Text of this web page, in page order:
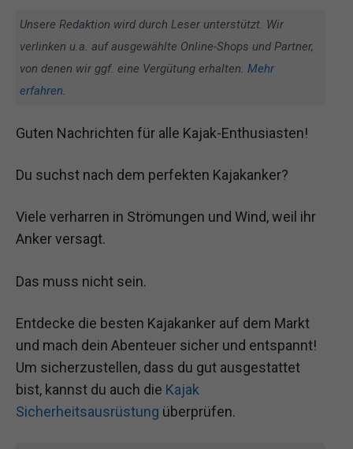
Unsere Redaktion wird durch Leser unterstützt. Wir
verlinken u.a. auf ausgewählte Online-Shops und Partner,
von denen wir ggf. eine Vergütung erhalten. Mehr
erfahren.
Guten Nachrichten für alle Kajak-Enthusiasten!
Du suchst nach dem perfekten Kajakanker?
Viele verharren in Strömungen und Wind, weil ihr
Anker versagt.
Das muss nicht sein.
Entdecke die besten Kajakanker auf dem Markt
und mach dein Abenteuer sicher und entspannt!
Um sicherzustellen, dass du gut ausgestattet
bist, kannst du auch die Kajak
Sicherheitsausrüstung überprüfen.